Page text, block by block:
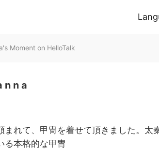
Moment on HelloTalk
n n a
まれて、甲冑を着せて頂きました。太
る本格的な甲冑